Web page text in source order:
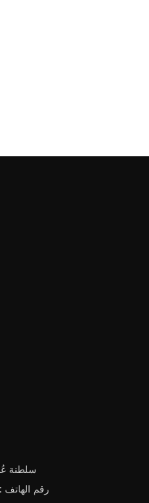
سلطنة
رقم الهاتف : 0096899464118-0096896137800